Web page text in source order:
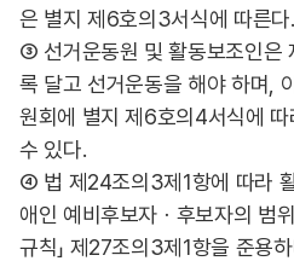
은 별지 제6호의3서식에 따른다.
③ 선거운동원 및 활동보조인은
록 달고 선거운동을 해야 하며,
원회에 별지 제6호의4서식에
수 있다.
④ 법 제24조의3제1항에 따라
애인 예비후보자ㆍ후보자의 범
규칙」 제27조의3제1항을 준용